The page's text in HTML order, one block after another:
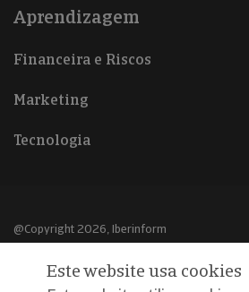
Aprendizagem
Financeira e Riscos
Marketing
Tecnologia
@Copyright 2026, Iberinform
Aviso legalEste website usa cookies